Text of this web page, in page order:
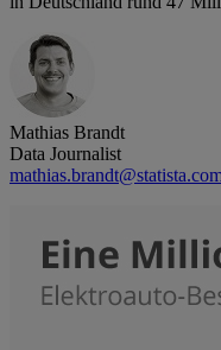
Mathias Brandt
Data Journalist